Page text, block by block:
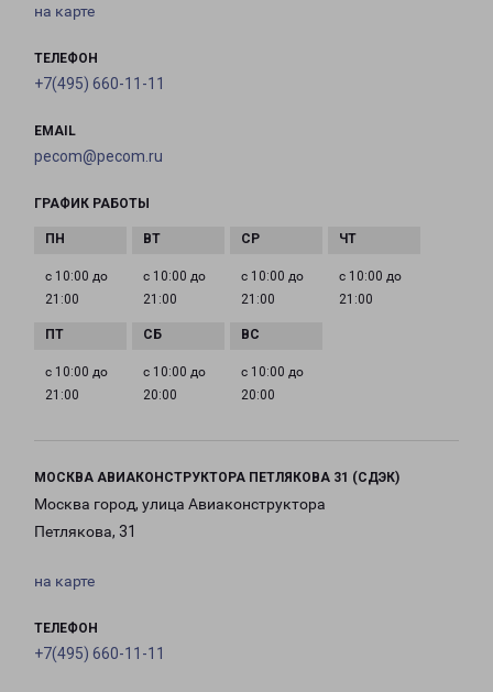
на карте
ТЕЛЕФОН
+7(495) 660-11-11
EMAIL
pecom@pecom.ru
ГРАФИК РАБОТЫ
с 10:00 до
21:00
с 10:00 до
21:00
с 10:00 до
21:00
с 10:00 до
21:00
с 10:00 до
21:00
с 10:00 до
20:00
с 10:00 до
20:00
МОСКВА АВИАКОНСТРУКТОРА ПЕТЛЯКОВА 31 (СДЭК)
Москва город, улица Авиаконструктора
Петлякова, 31
на карте
ТЕЛЕФОН
+7(495) 660-11-11